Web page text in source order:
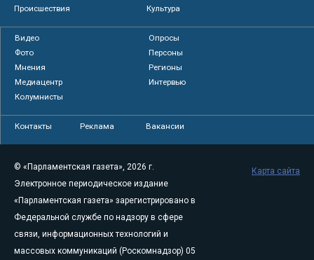
Происшествия
Культура
Видео
Опросы
Фото
Персоны
Мнения
Регионы
Медиацентр
Интервью
Колумнисты
Контакты Реклама Вакансии
© «Парламентская газета», 2026 г.
Электронное периодическое издание
«Парламентская газета» зарегистрировано в
Федеральной службе по надзору в сфере
связи, информационных технологий и
массовых коммуникаций (Роскомнадзор) 05
Карта сайта